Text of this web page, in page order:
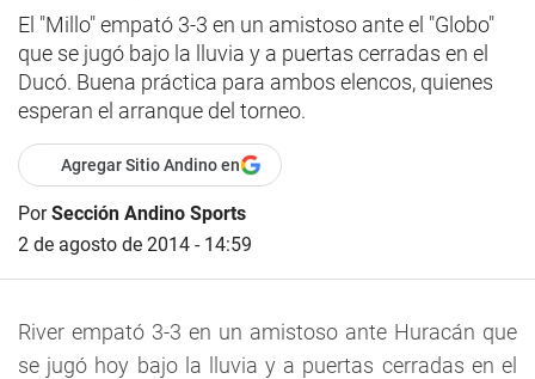
El "Millo" empató 3-3 en un amistoso ante el "Globo"
que se jugó bajo la lluvia y a puertas cerradas en el
Ducó. Buena práctica para ambos elencos, quienes
esperan el arranque del torneo.
Agregar Sitio Andino en
PorSección Andino Sports
2 de agosto de 2014 - 14:59
River empató 3-3 en un amistoso ante Huracán que
se jugó hoy bajo la lluvia y a puertas cerradas en el